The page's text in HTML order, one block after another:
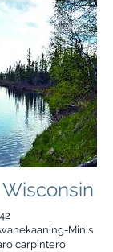
Minis
carpintero